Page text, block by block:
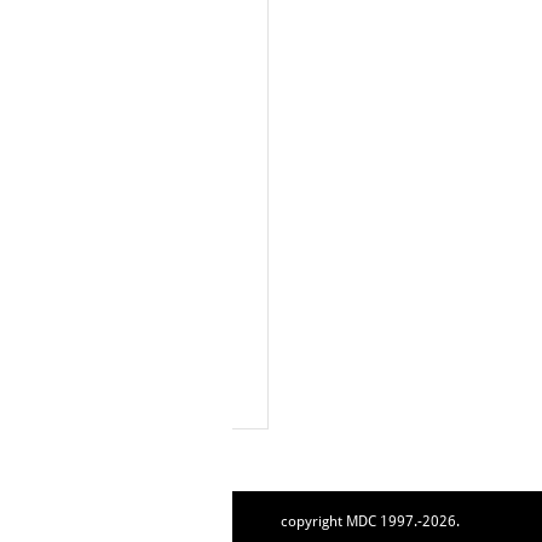
copyright MDC 1997.-2026.